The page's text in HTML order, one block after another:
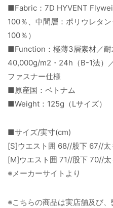
■Fabric：7D HYVENT
100％、中間層：ポリウレタ
100％）
■Function：極薄3層素材／
40,000g/m2・24h（B-1法）
ファスナー仕様
■原産国：ベトナム
■Weight：125g（Lサイズ）
■サイズ/実寸(cm)
[S]ウエスト囲 68//股下 67//太
[M]ウエスト囲 71//股下 70//
※メーカーサイトより
※こちらの商品は実店舗及び